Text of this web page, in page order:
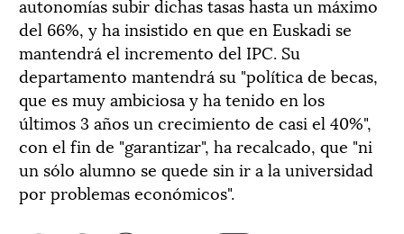
autonomías subir dichas tasas hasta un máximo
del 66%, y ha insistido en que en Euskadi se
mantendrá el incremento del IPC. Su
departamento mantendrá su "política de becas,
que es muy ambiciosa y ha tenido en los
últimos 3 años un crecimiento de casi el 40%",
con el fin de "garantizar", ha recalcado, que "ni
un sólo alumno se quede sin ir a la universidad
por problemas económicos".